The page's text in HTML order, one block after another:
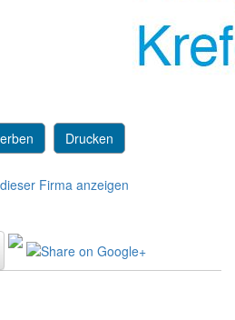
Drucken
Firma anzeigen